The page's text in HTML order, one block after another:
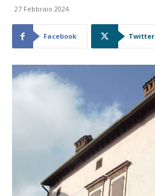
27 Febbraio 2024
Facebook Twitter